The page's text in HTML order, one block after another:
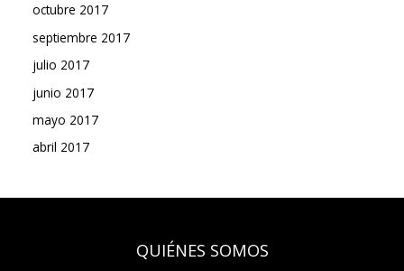
octubre 2017
septiembre 2017
julio 2017
junio 2017
mayo 2017
abril 2017
QUIÉNES SOMOS